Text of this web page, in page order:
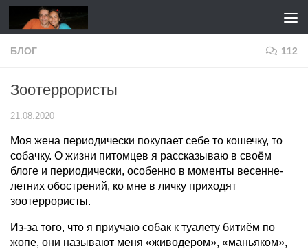
Перейти к содержимому
БЛОГ 112
Зоотеррористы
21.08.2020
Моя жена периодически покупает себе то кошечку, то
собачку. О жизни питомцев я рассказываю в своём
блоге и периодически, особенно в моменты весенне-
летних обострений, ко мне в личку приходят
зоотеррористы.
Из-за того, что я приучаю собак к туалету битиём по
жопе, они называют меня «живодером», «маньяком»,